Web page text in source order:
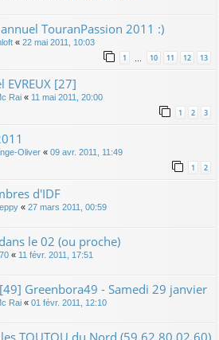
TouranPassion 2011 :)
« 22 mai 2011, 10:03
1 10 11 12 13
EVREUX [27]
Rai « 11 mai 2011, 20:00
1 2 3
Oliver « 09 avr. 2011, 11:49
1 2
d'IDF
« 27 mars 2011, 00:59
le 02 (ou proche)
« 11 févr. 2011, 17:51
Greenbora49 - Samedi 29 janvier
Rai « 01 févr. 2011, 12:10